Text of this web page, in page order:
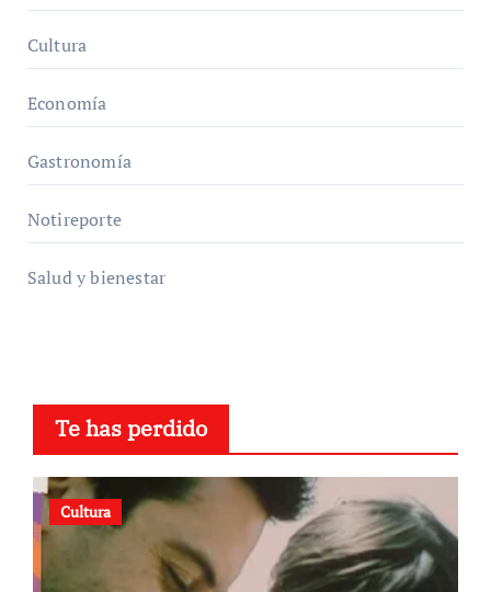
Cultura
Economía
Gastronomía
Notireporte
Salud y bienestar
Te has perdido
Cultura